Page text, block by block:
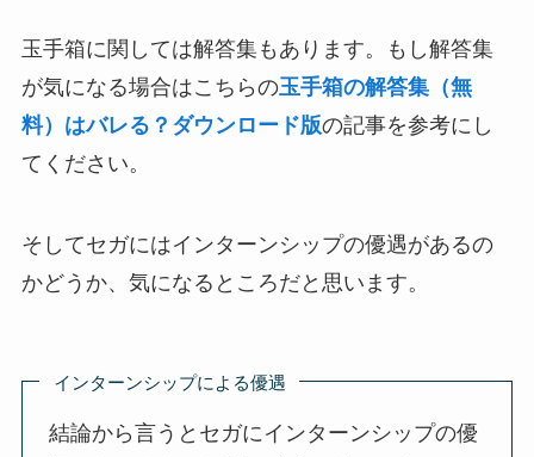
玉手箱に関しては解答集もあります。もし解答集
が気になる場合はこちらの玉手箱の解答集（無
料）はバレる？ダウンロード版の記事を参考にし
てください。
そしてセガにはインターンシップの優遇があるの
かどうか、気になるところだと思います。
インターンシップによる優遇
結論から言うとセガにインターンシップの優